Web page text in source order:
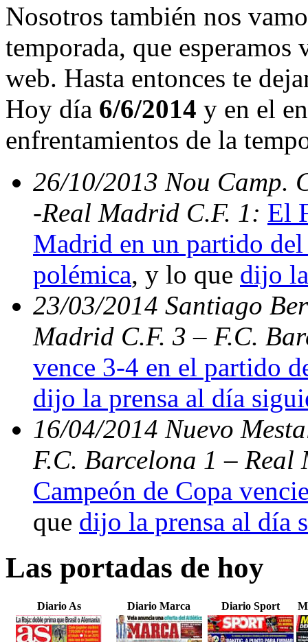
Nosotros también nos
temporada, que esperamos
web. Hasta entonces te
Hoy día 6/6/2014 y en el
enfrentamientos de la
26/10/2013 Nou Camp.
-Real Madrid C.F. 1: El
Madrid en un partido
polémica, y lo que dijo
23/03/2014 Santiago
Madrid C.F. 3 – F.C.
vence 3-4 en el partido
dijo la prensa al día
16/04/2014 Nuevo
F.C. Barcelona 1 –
Campeón de Copa
que dijo la prensa al día
Las portadas de hoy
Diario As Diario Marca Diario Sport